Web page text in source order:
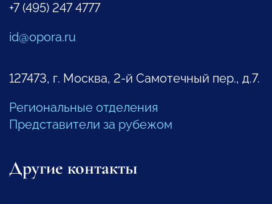
+7 (495) 247 4777
id@opora.ru
127473, г. Москва, 2-й Самотечный пер., д.7.
Региональные отделения
Представители за рубежом
Другие контакты